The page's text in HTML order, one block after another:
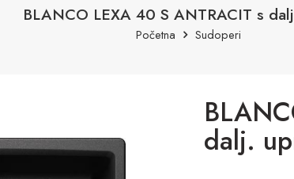
BLANCO LEXA 40 S ANTRACIT s
Početna Sudoperi
dalj.